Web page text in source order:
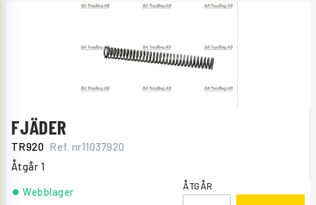
FJÄDER
TR920 Ref. nr11037920
Åtgår 1
Webblager ÅTGÅR